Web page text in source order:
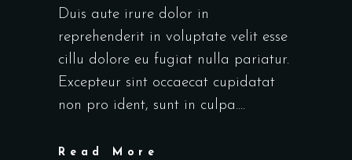
Duis aute irure dolor in
reprehenderit in voluptate velit esse
cillu dolore eu fugiat nulla pariatur.
Excepteur sint occaecat cupidatat
non pro ident, sunt in culpa....
Read More